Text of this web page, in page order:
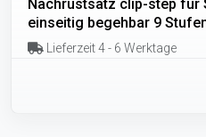
Nachrüstsatz clip-step für
einseitig begehbar 9
Lieferzeit 4 - 6 Werktage